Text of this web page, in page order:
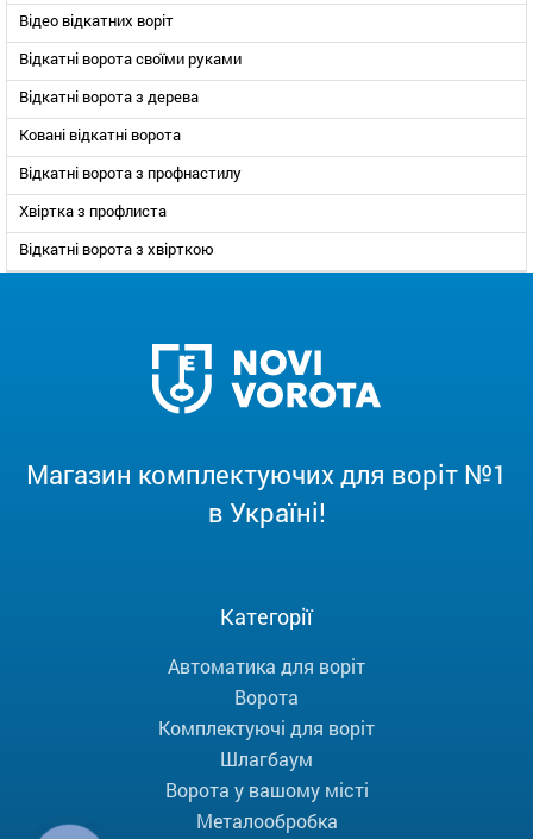
Відео відкатних воріт
Відкатні ворота своїми руками
Відкатні ворота з дерева
Ковані відкатні ворота
Відкатні ворота з профнастилу
Хвіртка з профлиста
Відкатні ворота з хвірткою
Магазин комплектуючих для воріт №1
в Україні!
Категорії
Автоматика для воріт
Ворота
Комплектуючі для воріт
Шлагбаум
Ворота у вашому місті
Металообробка